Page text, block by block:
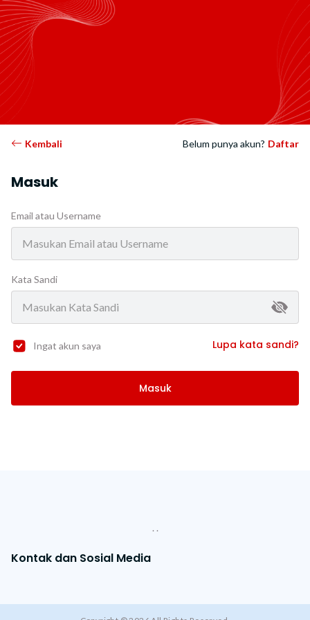
Kembali Belum punya akun? Daftar
Masuk
Email atau Username
Kata Sandi
Ingat akun saya Lupa kata sandi?
Masuk
. .
Kontak dan Sosial Media